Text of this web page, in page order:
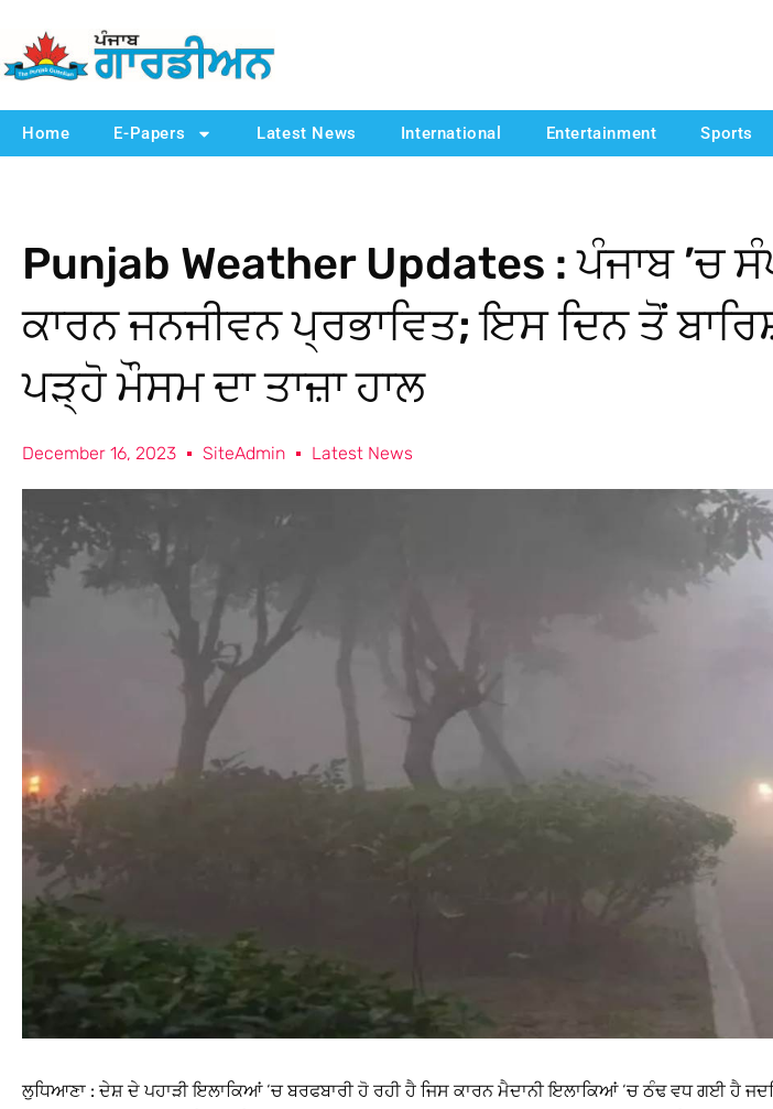
Home E-Papers Latest News International Entertainment Sports
Punjab Weather Updates : ਪੰਜਾਬ ’ਚ
ਕਾਰਨ ਜਨਜੀਵਨ ਪ੍ਰਭਾਵਿਤ; ਇਸ ਦਿਨ ਤੋਂ
ਪੜ੍ਹੋ ਮੌਸਮ ਦਾ ਤਾਜ਼ਾ ਹਾਲ
December 16, 2023 SiteAdmin Latest News
ਲੁਧਿਆਣਾ : ਦੇਸ਼ ਦੇ ਪਹਾੜੀ ਇਲਾਕਿਆਂ ‘ਚ ਬਰਫਬਾਰੀ ਹੋ ਰਹੀ ਹੈ ਜਿਸ ਕਾਰਨ ਮੈਦਾਨੀ ਇਲਾਕਿਆਂ ‘ਚ ਠੰਢ ਵਧ ਗਈ ਹੈ